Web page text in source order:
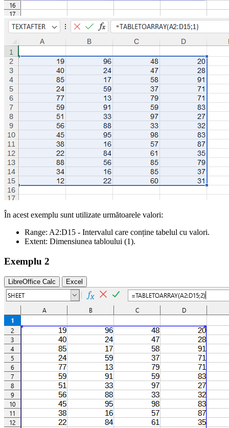
În acest exemplu sunt utilizate următoarele valori:
Range: A2:D15 - Intervalul care conține tabelul cu valori.
Extent: Dimensiunea tabloului (1).
Exemplu 2
LibreOffice Calc Excel